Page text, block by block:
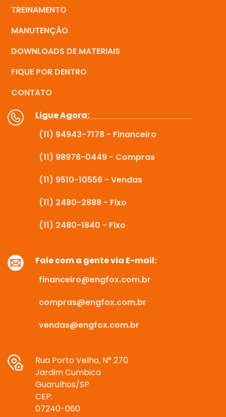
TREINAMENTO
MANUTENÇÃO
DOWNLOADS DE MATERIAIS
FIQUE POR DENTRO
CONTATO
Ligue Agora:
(11) 94943-7178 - Financeiro
(11) 98978-0449 - Compras
(11) 9510-10556 - Vendas
(11) 2480-2888 - Fixo
(11) 2480-1840 - Fixo
Fale com a gente via E-mail:
financeiro@engfox.com.br
compras@engfox.com.br
vendas@engfox.com.br
Rua Porto Velho, N° 270
Jardim Cumbica
Guarulhos/SP
CEP:
07240-060